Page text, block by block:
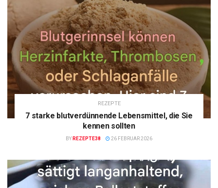
REZEPTE
7 starke blutverdünnende Lebensmittel, die Sie
kennen sollten
BY REZEPTE38 26 FEBRUAR 2026